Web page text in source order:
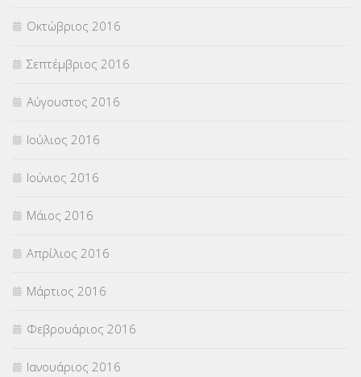
Οκτώβριος 2016
Σεπτέμβριος 2016
Αύγουστος 2016
Ιούλιος 2016
Ιούνιος 2016
Μάιος 2016
Απρίλιος 2016
Μάρτιος 2016
Φεβρουάριος 2016
Ιανουάριος 2016